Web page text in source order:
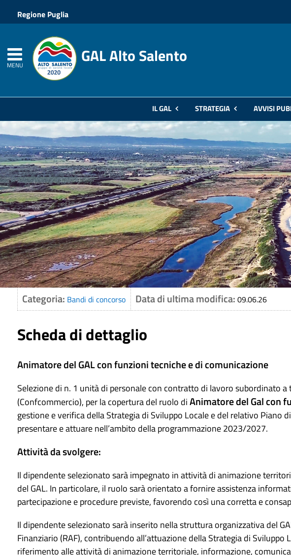
Regione Puglia
MENU GAL Alto Salento
IL GAL STRATEGIA AVVISI
Categoria: Bandi di concorso Data di ultima modifica: 09.06.26
Scheda di dettaglio
Animatore del GAL con funzioni tecniche e di comunicazione
Selezione di n. 1 unità di personale con contratto di lavoro subordinato
(Confcommercio), per la copertura del ruolo diAnimatore del Gal con
gestione e verifica della Strategia di Sviluppo Locale e del relativo
presentare e attuare nell’ambito della programmazione 2023/2027.
Attività da svolgere:
Il dipendente selezionato sarà impegnato in attività di animazione
del GAL. In particolare, il ruolo sarà orientato a fornire assistenza
partecipazione e procedure previste, favorendo così una corretta e
Il dipendente selezionato sarà inserito nella struttura organizzativa del
Finanziario (RAF), contribuendo all’attuazione della Strategia di
riferimento alle attività di animazione territoriale, informazione,